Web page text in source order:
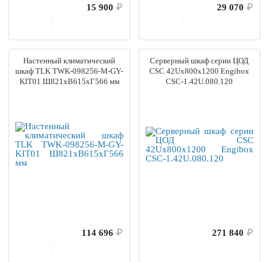
15 900 ₽
29 070 ₽
Настенный климатический
шкаф TLK TWK-098256-M-GY-
KIT01 Ш821хВ615хГ566 мм
114 696 ₽
Серверный шкаф серии ЦОД
CSC 42Ux800x1200 Engibox
CSC-1.42U.080.120
271 840 ₽